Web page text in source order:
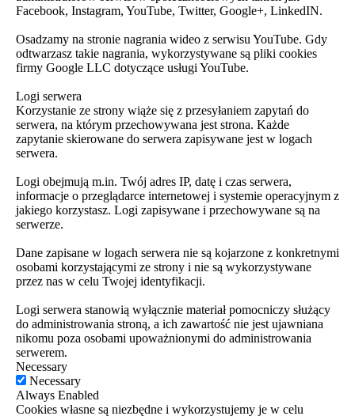
Facebook, Instagram, YouTube, Twitter, Google+, LinkedIN.
Osadzamy na stronie nagrania wideo z serwisu YouTube. Gdy
odtwarzasz takie nagrania, wykorzystywane są pliki cookies
firmy Google LLC dotyczące usługi YouTube.
Logi serwera
Korzystanie ze strony wiąże się z przesyłaniem zapytań do
serwera, na którym przechowywana jest strona. Każde
zapytanie skierowane do serwera zapisywane jest w logach
serwera.
Logi obejmują m.in. Twój adres IP, datę i czas serwera,
informacje o przeglądarce internetowej i systemie operacyjnym z
jakiego korzystasz. Logi zapisywane i przechowywane są na
serwerze.
Dane zapisane w logach serwera nie są kojarzone z konkretnymi
osobami korzystającymi ze strony i nie są wykorzystywane
przez nas w celu Twojej identyfikacji.
Logi serwera stanowią wyłącznie materiał pomocniczy służący
do administrowania stroną, a ich zawartość nie jest ujawniana
nikomu poza osobami upoważnionymi do administrowania
serwerem.
Necessary
Necessary
Always Enabled
Cookies własne są niezbędne i wykorzystujemy je w celu